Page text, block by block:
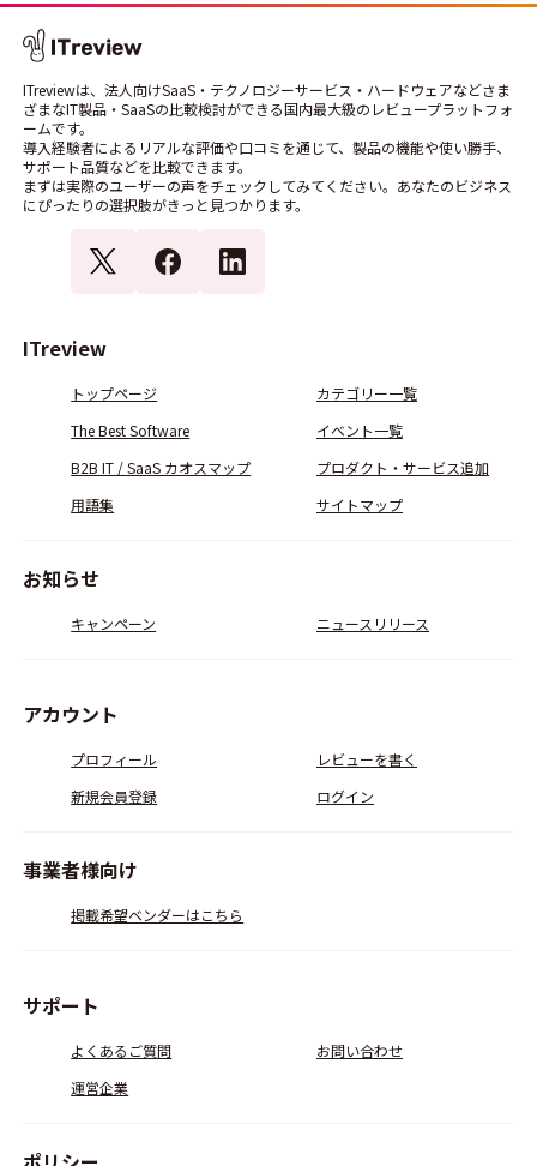
ITreviewは、法人向けSaaS・テクノロジーサービス・ハードウェアなどさま
ざまなIT製品・SaaSの比較検討ができる国内最大級のレビュープラットフォ
ームです。
導入経験者によるリアルな評価や口コミを通じて、製品の機能や使い勝手、
サポート品質などを比較できます。
まずは実際のユーザーの声をチェックしてみてください。あなたのビジネス
にぴったりの選択肢がきっと見つかります。
ITreview
トップページ
カテゴリー一覧
The Best Software
イベント一覧
B2B IT / SaaS カオスマップ
プロダクト・サービス追加
用語集
サイトマップ
お知らせ
キャンペーン ニュースリリース
アカウント
プロフィール
レビューを書く
新規会員登録
ログイン
事業者様向け
掲載希望ベンダーはこちら
サポート
よくあるご質問
お問い合わせ
運営企業